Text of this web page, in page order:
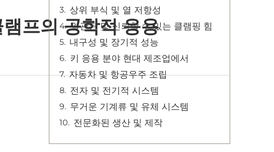
프의 공학적 응용
상위 부식 및 열 저항성
일관된 및 신뢰할 수 있는 클램핑 힘
내구성 및 장기적 성능
키 응용 분야 현대 제조업에서
자동차 및 항공우주 조립
전자 및 전기적 시스템
무거운 기계류 및 유체 시스템
전문화된 생산 및 제작